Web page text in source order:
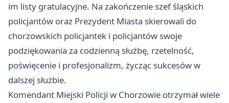
im listy gratulacyjne. Na zakończenie szef śląskich
policjantów oraz Prezydent Miasta skierowali do
chorzowskich policjantek i policjantów swoje
podziękowania za codzienną służbę, rzetelność,
poświęcenie i profesjonalizm, życząc sukcesów w
dalszej służbie.
Komendant Miejski Policji w Chorzowie otrzymał wiele